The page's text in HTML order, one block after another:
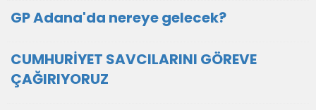
GP Adana'da nereye gelecek?
CUMHURİYET SAVCILARINI GÖREVE
ÇAĞIRIYORUZ